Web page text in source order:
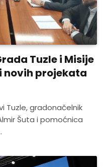
Tuzle i Misije
novih projekata
Tuzle, gradonačelnik
Šuta i pomoćnica